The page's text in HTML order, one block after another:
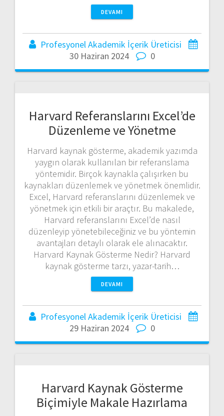
DEVAMI
Profesyonel Akademik İçerik Üreticisi
30 Haziran 2024
0
Harvard Referanslarını Excel’de
Düzenleme ve Yönetme
Harvard kaynak gösterme, akademik yazımda
yaygın olarak kullanılan bir referanslama
yöntemidir. Birçok kaynakla çalışırken bu
kaynakları düzenlemek ve yönetmek önemlidir.
Excel, Harvard referanslarını düzenlemek ve
yönetmek için etkili bir araçtır. Bu makalede,
Harvard referanslarını Excel’de nasıl
düzenleyip yönetebileceğiniz ve bu yöntemin
avantajları detaylı olarak ele alınacaktır.
Harvard Kaynak Gösterme Nedir? Harvard
kaynak gösterme tarzı, yazar-tarih…
DEVAMI
Profesyonel Akademik İçerik Üreticisi
29 Haziran 2024
0
Harvard Kaynak Gösterme
Biçimiyle Makale Hazırlama